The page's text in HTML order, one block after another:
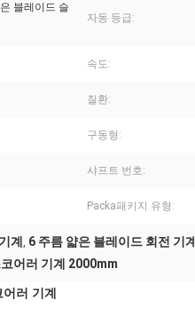
블레이드 슬
자동 등급:
속도:
질환:
구동형:
샤프트 번호:
Packa패키지 유형:
계 , 6 주름 얇은 블레이드 회전 기계
어러 기계 2000mm
러 기계